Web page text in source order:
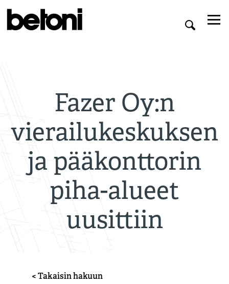
Fazer Oy:n
vierailukeskuksen
ja pääkonttorin
piha-alueet
uusittiin
< Takaisin hakuun